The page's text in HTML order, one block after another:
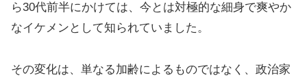
ら30代前半にかけては、今とは対極的な細身で爽やか
なイケメンとして知られていました。
その変化は、単なる加齢によるものではなく、政治家